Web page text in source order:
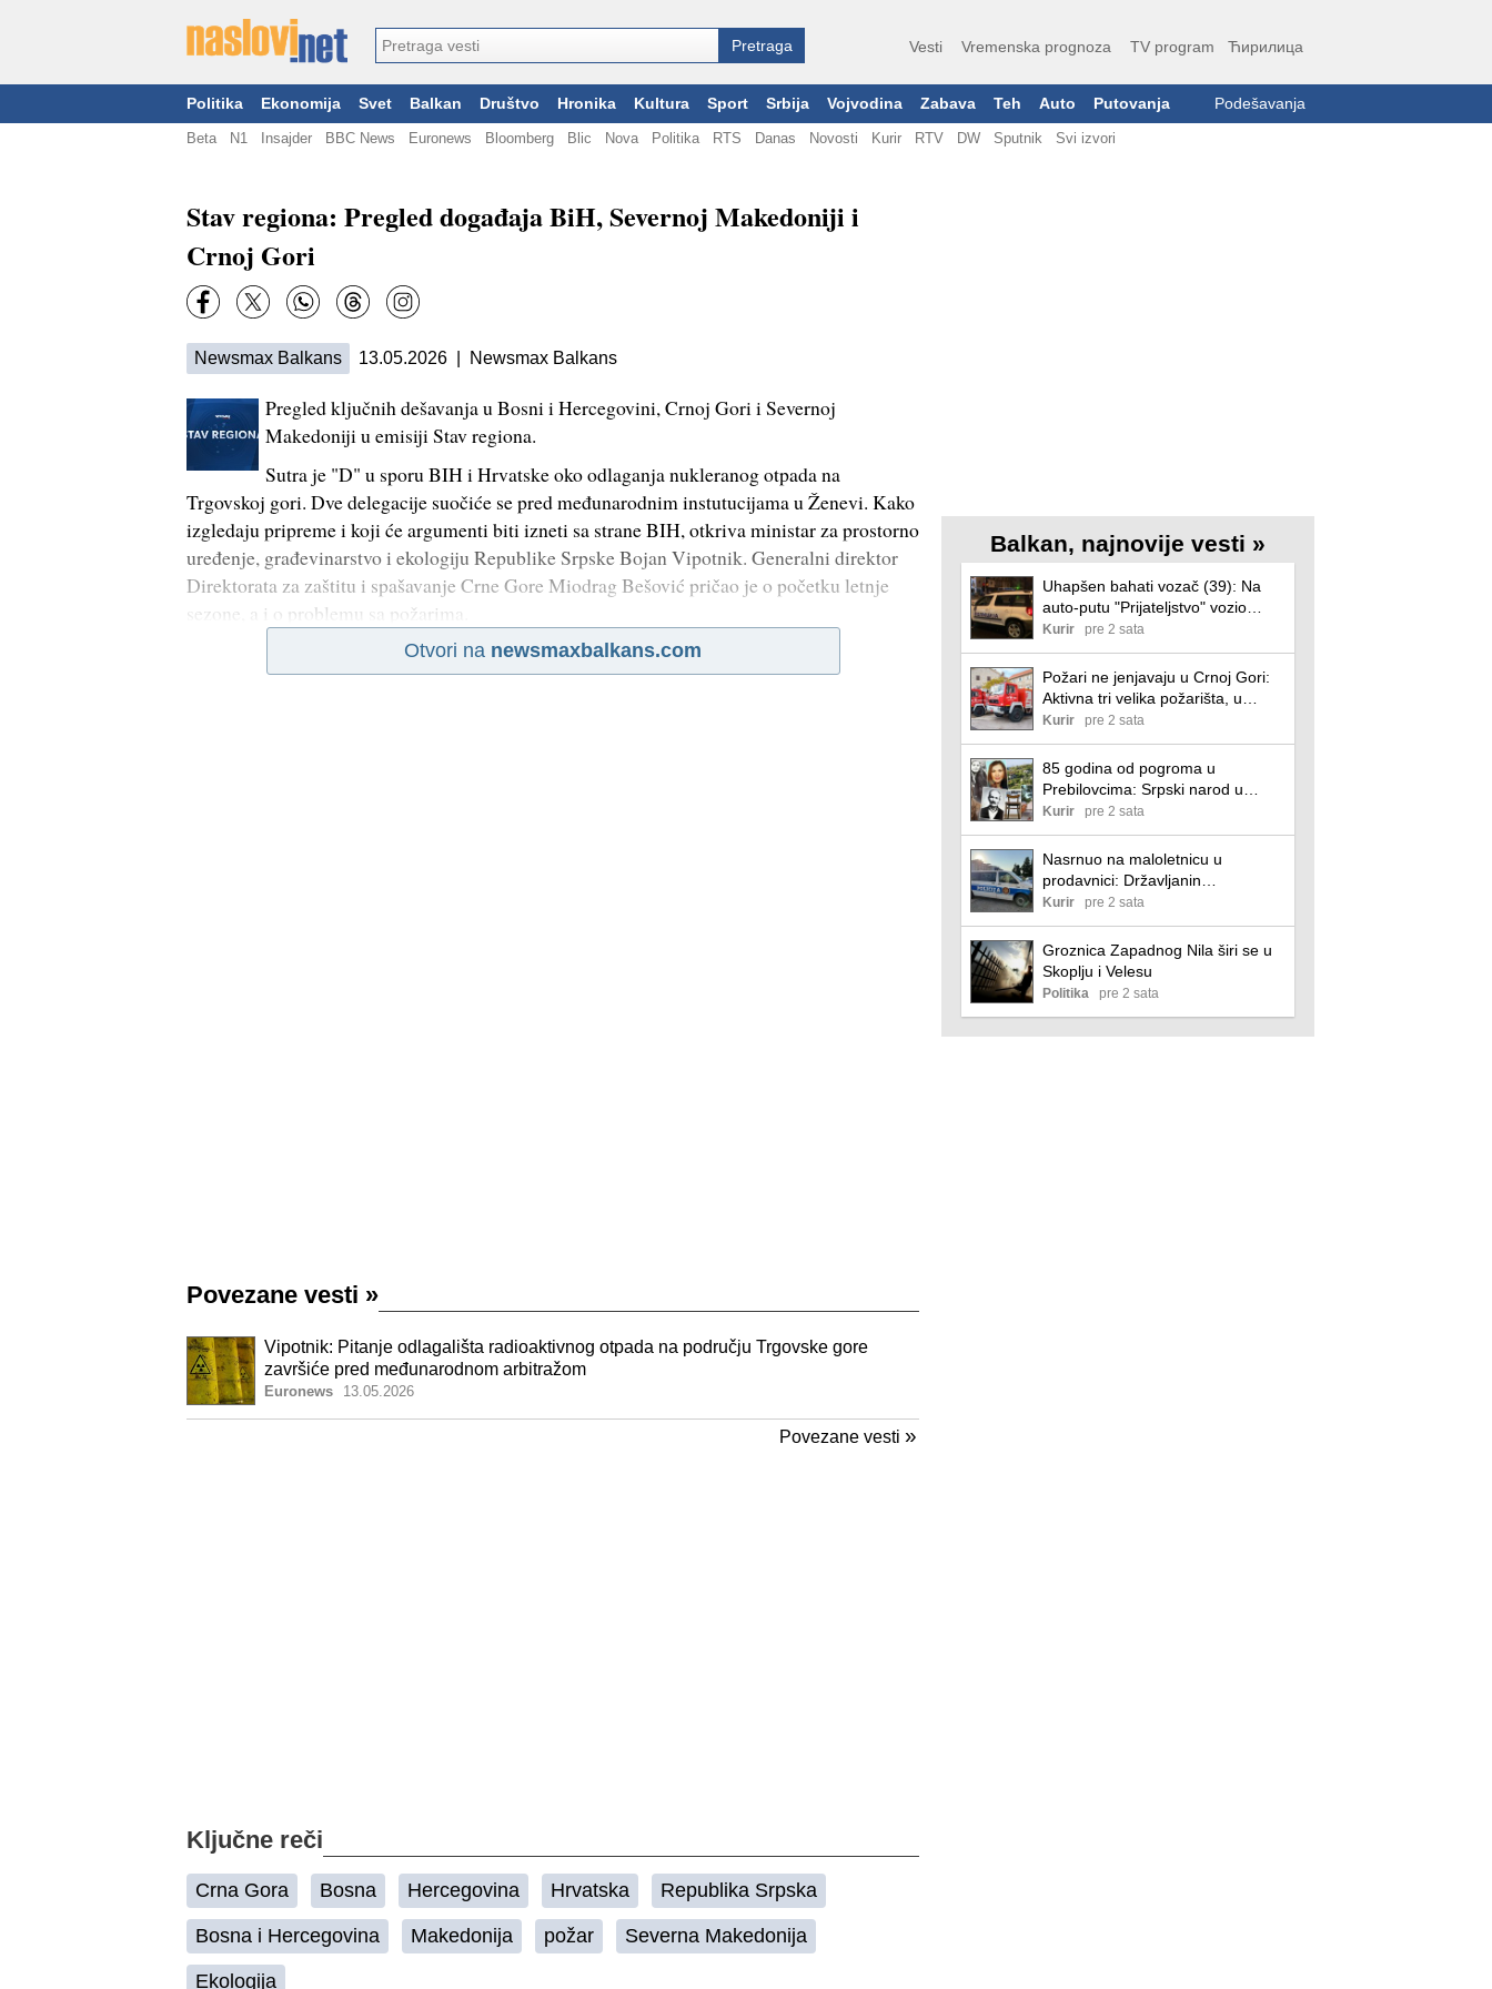
Vesti Vremenska prognoza TV program Ћирилица
Politika Ekonomija Svet Balkan Društvo Hronika Kultura Sport Srbija Vojvodina Zabava Teh Auto Putovanja Podešavanja
Beta N1 Insajder BBC News Euronews Bloomberg Blic Nova Politika RTS Danas Novosti Kurir RTV DW Sputnik Svi izvori
Stav regiona: Pregled događaja BiH, Severnoj Makedoniji i
Crnoj Gori
Newsmax Balkans 13.05.2026 | Newsmax Balkans
Pregled ključnih dešavanja u Bosni i Hercegovini, Crnoj Gori i Severnoj
Makedoniji u emisiji Stav regiona.
Sutra je "D" u sporu BIH i Hrvatske oko odlaganja nukleranog otpada na
Trgovskoj gori. Dve delegacije suočiće se pred međunarodnim instutucijama u Ženevi. Kako
izgledaju pripreme i koji će argumenti biti izneti sa strane BIH, otkriva ministar za prostorno
uređenje, građevinarstvo i ekologiju Republike Srpske Bojan Vipotnik. Generalni direktor
Direktorata za zaštitu i spašavanje Crne Gore Miodrag Bešović pričao je o početku letnje
sezone, a i o problemu sa požarima.
Otvori na newsmaxbalkans.com
Povezane vesti »
Vipotnik: Pitanje odlagališta radioaktivnog otpada na području Trgovske gore
završiće pred međunarodnom arbitražom
Euronews 13.05.2026
Povezane vesti »
Ključne reči
Crna Gora Bosna Hercegovina Hrvatska Republika Srpska
Bosna i Hercegovina Makedonija požar Severna Makedonija
Ekologija
Balkan, najnovije vesti »
Uhapšen bahati vozač (39): Na
auto-putu "Prijateljstvo" vozio
suprotnim smerom, pao tri dana
kasnije
Kurir pre 2 sata
Požari ne jenjavaju u Crnoj Gori:
Aktivna tri velika požarišta, u
gašenju angažovani avioni i
helikopter
Kurir pre 2 sata
85 godina od pogroma u
Prebilovcima: Srpski narod u
molitvi odaje poštu stradalim
mučenicima! Da se ne zaboravi!
Kurir pre 2 sata
Nasrnuo na maloletnicu u
prodavnici: Državljanin
Azerbejdžana uhapšen u Kotoru,
optužen za teško krivično delo
Kurir pre 2 sata
Groznica Zapadnog Nila širi se u
Skoplju i Velesu
Politika pre 2 sata